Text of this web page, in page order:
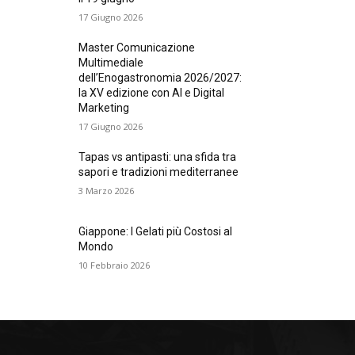
17 Giugno 2026
Master Comunicazione
Multimediale
dell’Enogastronomia 2026/2027:
la XV edizione con AI e Digital
Marketing
17 Giugno 2026
Tapas vs antipasti: una sfida tra
sapori e tradizioni mediterranee
3 Marzo 2026
Giappone: I Gelati più Costosi al
Mondo
10 Febbraio 2026